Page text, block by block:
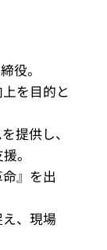
役。
を目的と
提供し、
。
』を出
、現場